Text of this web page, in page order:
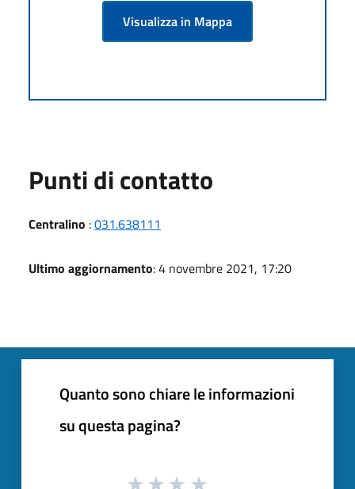
Visualizza in Mappa
Punti di contatto
Centralino :031.638111
Ultimo aggiornamento: 4 novembre 2021, 17:20
Quanto sono chiare le informazioni
su questa pagina?